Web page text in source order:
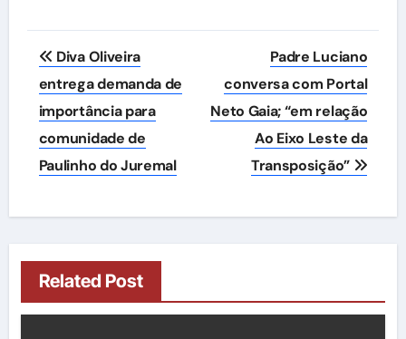
Navegação
de
Post
Diva Oliveira
entrega demanda de
importância para
comunidade de
Paulinho do Juremal
Padre Luciano
conversa com Portal
Neto Gaia; “em relação
Ao Eixo Leste da
Transposição”
Related Post